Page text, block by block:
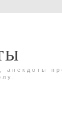
анекдоты